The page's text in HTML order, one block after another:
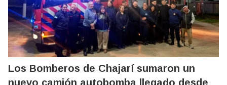
Los Bomberos de Chajarí sumaron un
nuevo camión autobomba llegado desde